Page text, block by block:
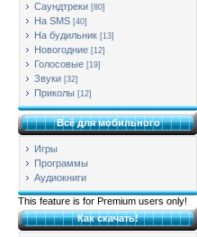
Саундтреки [80]
На SMS [40]
На будильник [13]
Новогодние [12]
Голосовые [19]
Звуки [32]
Приколы [12]
Всё для мобильного
Игры
Программы
Аудиокниги
This feature is for Premium users only!
Как скачать!